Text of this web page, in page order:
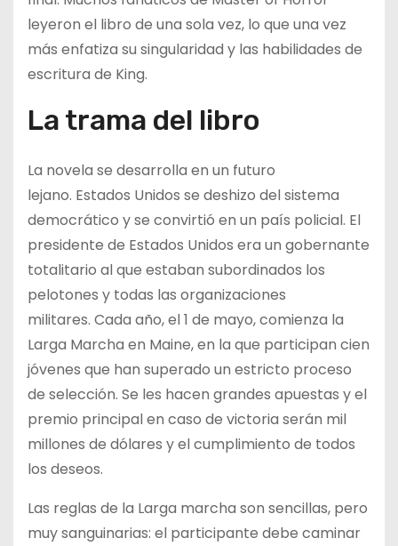
leyeron el libro de una sola vez, lo que una vez
más enfatiza su singularidad y las habilidades de
escritura de King.
La trama del libro
La novela se desarrolla en un futuro
lejano. Estados Unidos se deshizo del sistema
democrático y se convirtió en un país policial. El
presidente de Estados Unidos era un gobernante
totalitario al que estaban subordinados los
pelotones y todas las organizaciones
militares. Cada año, el 1 de mayo, comienza la
Larga Marcha en Maine, en la que participan cien
jóvenes que han superado un estricto proceso
de selección. Se les hacen grandes apuestas y el
premio principal en caso de victoria serán mil
millones de dólares y el cumplimiento de todos
los deseos.
Las reglas de la Larga marcha son sencillas, pero
muy sanguinarias: el participante debe caminar